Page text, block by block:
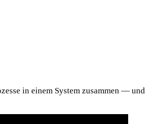
in einem System zusammen — und